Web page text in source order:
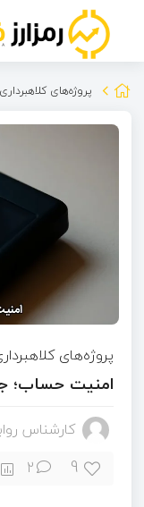
پروژه‌های
پروژه‌های
امنیت حساب؛
کارشناس
9
2